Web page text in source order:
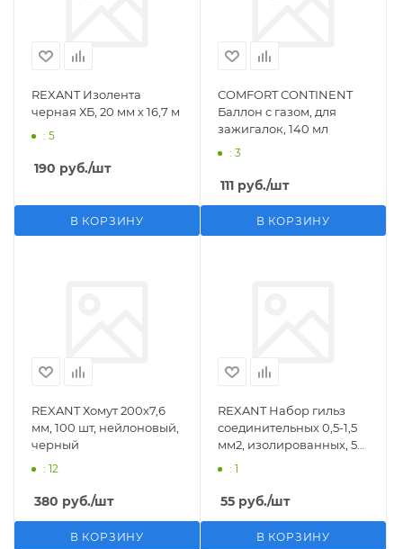
REXANT Изолента
черная ХБ, 20 мм х 16,7 м
: 5
190 руб./шт
В КОРЗИНУ
COMFORT CONTINENT
Баллон с газом, для
зажигалок, 140 мл
: 3
111 руб./шт
В КОРЗИНУ
REXANT Хомут 200х7,6
мм, 100 шт, нейлоновый,
черный
: 12
380 руб./шт
В КОРЗИНУ
REXANT Набор гильз
соединительных 0,5-1,5
мм2, изолированных, 5
: 1
55 руб./шт
В КОРЗИНУ